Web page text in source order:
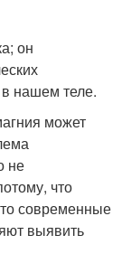
он
нашем теле.
может
не
что
современные
выявить